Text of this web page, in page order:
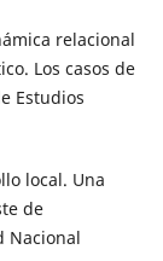
relacional
Los casos de
Estudios
local. Una
de
Nacional